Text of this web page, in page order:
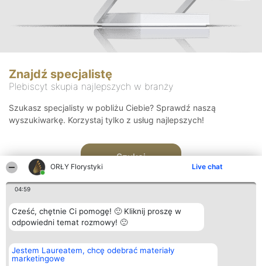
ORŁY Florystyki Live chat
04:59
Cześć, chętnie Ci pomogę! 🙂 Kliknij proszę w
odpowiedni temat rozmowy! 🙂
Jestem Laureatem, chcę odebrać materiały
marketingowe
Znajdź specjalistę
Plebiscyt skupia najlepszych w branży
Szukasz specjalisty w pobliżu Ciebie? Sprawdź naszą
wyszukiwarkę. Korzystaj tylko z usług najlepszych!
Szukaj
Organizator plebiscytu
Bright Side Solutions sp. z o.
o. sp. k.
Plebiscyt
Laureaci
Kontakt
Kontakt